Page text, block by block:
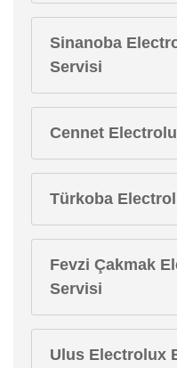
Sinanoba
Servisi
Cennet
Türkoba
Fevzi Çakmak
Servisi
Ulus Electrolux